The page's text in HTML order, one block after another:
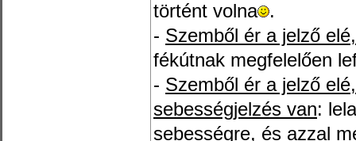
történt volna
.
- Szemből ér a jelző
fékútnak megfelelően
- Szemből ér a jelző
sebességjelzés van:
sebességre, és azzal